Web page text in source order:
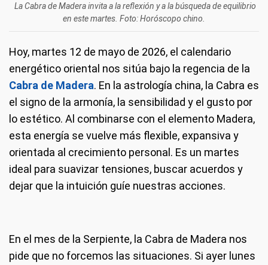
La Cabra de Madera invita a la reflexión y a la búsqueda de equilibrio
en este martes. Foto: Horóscopo chino.
Hoy, martes 12 de mayo de 2026, el calendario
energético oriental nos sitúa bajo la regencia de la
Cabra de Madera. En la astrología china, la Cabra es
el signo de la armonía, la sensibilidad y el gusto por
lo estético. Al combinarse con el elemento Madera,
esta energía se vuelve más flexible, expansiva y
orientada al crecimiento personal. Es un martes
ideal para suavizar tensiones, buscar acuerdos y
dejar que la intuición guíe nuestras acciones.
En el mes de la Serpiente, la Cabra de Madera nos
pide que no forcemos las situaciones. Si ayer lunes